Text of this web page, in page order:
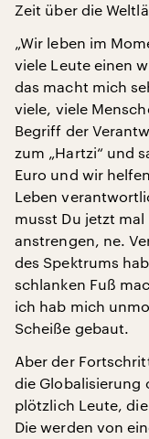
Zeit über die
„Wir leben im
viele Leute einen
das macht mich
viele, viele
Begriff der
zum „Hartzi“ und
Euro und wir
Leben
musst Du jetzt
anstrengen, ne.
des Spektrums
schlanken Fuß
ich hab mich
Scheiße gebaut.
Aber der
die Globalisierung
plötzlich Leute,
Die werden von